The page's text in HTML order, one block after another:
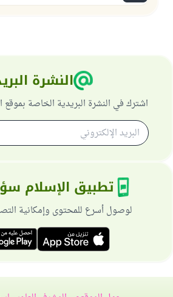
النشرة
اشترك في النشرة البريدية الخاصة
تطبيق الإسلام
لوصول أسرع للمحتوى وإمكانية